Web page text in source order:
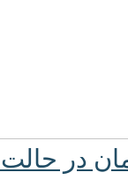
در حالت